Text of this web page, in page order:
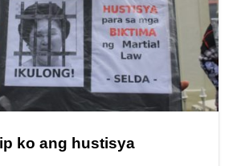
ko ang hustisya